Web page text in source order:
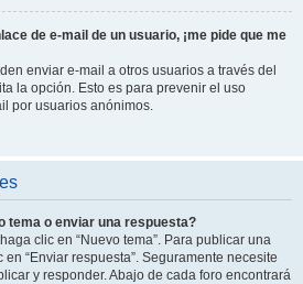
de e-mail de un usuario, ¡me pide que me
enviar e-mail a otros usuarios a través del
la opción. Esto es para prevenir el uso
por usuarios anónimos.
tema o enviar una respuesta?
clic en “Nuevo tema”. Para publicar una
“Enviar respuesta”. Seguramente necesite
y responder. Abajo de cada foro encontrará